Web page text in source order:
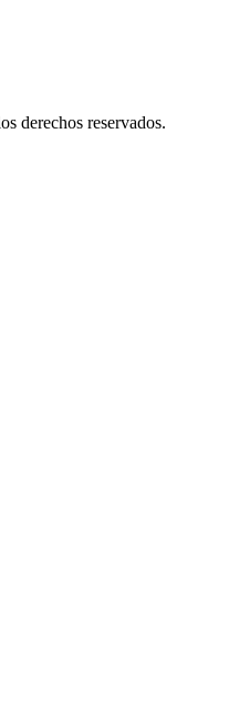
derechos reservados.